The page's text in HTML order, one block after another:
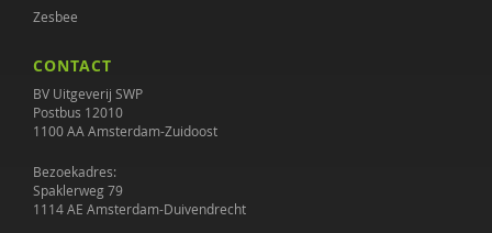
Zesbee
CONTACT
BV Uitgeverij SWP
Postbus 12010
1100 AA Amsterdam-Zuidoost
Bezoekadres:
Spaklerweg 79
1114 AE Amsterdam-Duivendrecht